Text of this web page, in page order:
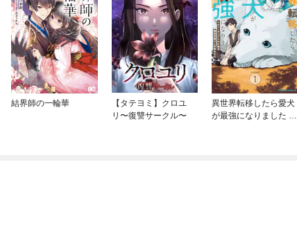
結界師の一輪華
【タテヨミ】クロユ
リ〜復讐サークル〜
異世界転移したら愛犬
が最強になりました ～